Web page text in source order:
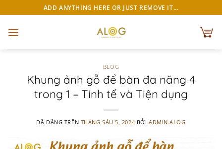
đến
nội
ADD ANYTHING HERE OR JUST REMOVE IT...
BLOG
Khung ảnh gỗ để bàn đa năng 4
trong 1 – Tinh tế và Tiện dụng
ĐÃ ĐĂNG TRÊN THÁNG SÁU 5, 2024 BỞI ADMIN.ALOG